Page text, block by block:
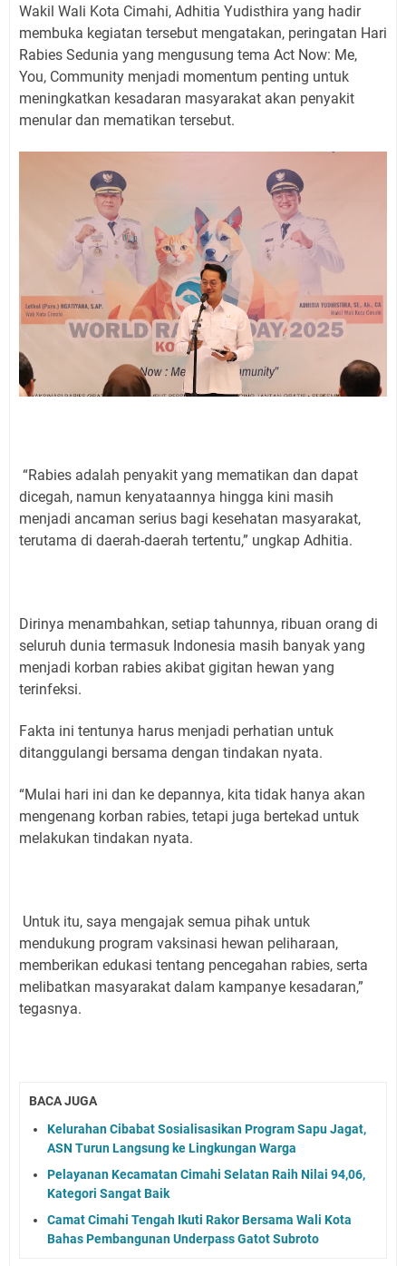
Wakil Wali Kota Cimahi, Adhitia Yudisthira yang hadir
membuka kegiatan tersebut mengatakan, peringatan Hari
Rabies Sedunia yang mengusung tema Act Now: Me,
You, Community menjadi momentum penting untuk
meningkatkan kesadaran masyarakat akan penyakit
menular dan mematikan tersebut.
“Rabies adalah penyakit yang mematikan dan dapat
dicegah, namun kenyataannya hingga kini masih
menjadi ancaman serius bagi kesehatan masyarakat,
terutama di daerah-daerah tertentu,” ungkap Adhitia.
Dirinya menambahkan, setiap tahunnya, ribuan orang di
seluruh dunia termasuk Indonesia masih banyak yang
menjadi korban rabies akibat gigitan hewan yang
terinfeksi.
Fakta ini tentunya harus menjadi perhatian untuk
ditanggulangi bersama dengan tindakan nyata.
“Mulai hari ini dan ke depannya, kita tidak hanya akan
mengenang korban rabies, tetapi juga bertekad untuk
melakukan tindakan nyata.
Untuk itu, saya mengajak semua pihak untuk
mendukung program vaksinasi hewan peliharaan,
memberikan edukasi tentang pencegahan rabies, serta
melibatkan masyarakat dalam kampanye kesadaran,”
tegasnya.
BACA JUGA
Kelurahan Cibabat Sosialisasikan Program Sapu Jagat,
ASN Turun Langsung ke Lingkungan Warga
Pelayanan Kecamatan Cimahi Selatan Raih Nilai 94,06,
Kategori Sangat Baik
Camat Cimahi Tengah Ikuti Rakor Bersama Wali Kota
Bahas Pembangunan Underpass Gatot Subroto